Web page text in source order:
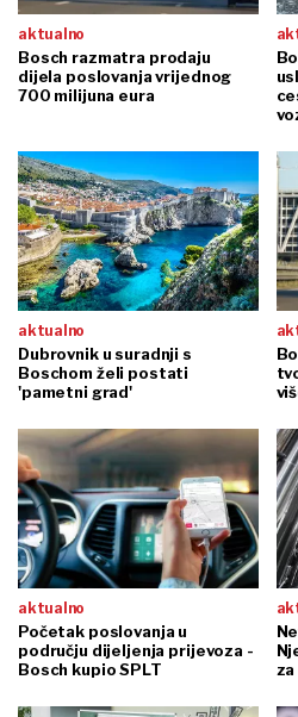
aktualno
Bosch razmatra prodaju
dijela poslovanja vrijednog
700 milijuna eura
aktualno
Dubrovnik u suradnji s
Boschom želi postati
'pametni grad'
aktualno
Početak poslovanja u
području dijeljenja prijevoza -
Bosch kupio SPLT